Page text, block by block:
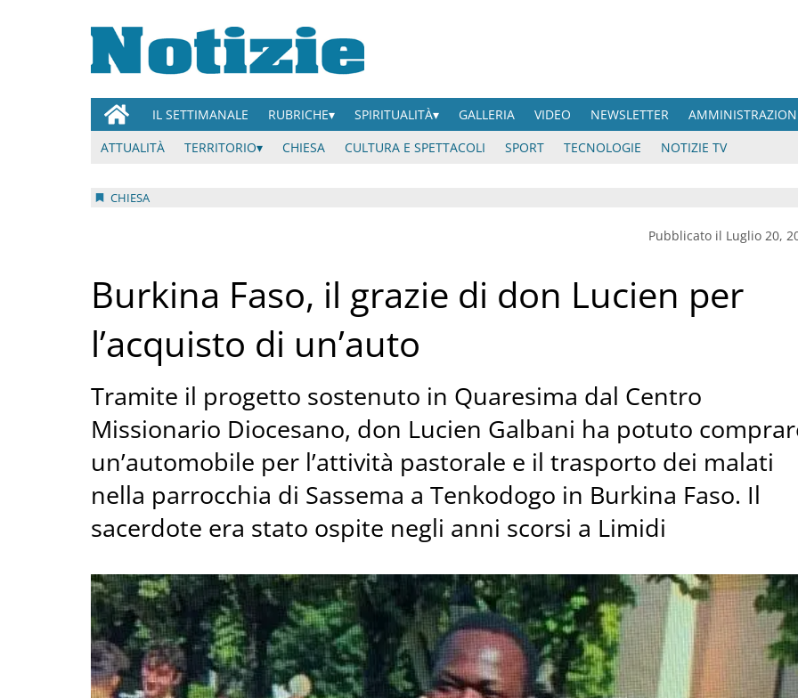
IL SETTIMANALE RUBRICHE SPIRITUALITÀ GALLERIA VIDEO NEWSLETTER
ATTUALITÀ
TERRITORIO CHIESA CULTURA E SPETTACOLI SPORT TECNOLOGIE NOTIZIE TV
CHIESA
Pubblicato il Luglio 20,
Burkina Faso, il grazie di don Lucien per
l’acquisto di un’auto
Tramite il progetto sostenuto in Quaresima dal Centro
Missionario Diocesano, don Lucien Galbani ha potuto
un’automobile per l’attività pastorale e il trasporto dei malati
nella parrocchia di Sassema a Tenkodogo in Burkina Faso. Il
sacerdote era stato ospite negli anni scorsi a Limidi